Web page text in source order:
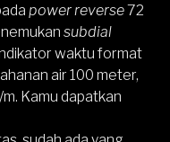
power reverse72
subdial
waktu format
air 100 meter,
Kamu dapatkan